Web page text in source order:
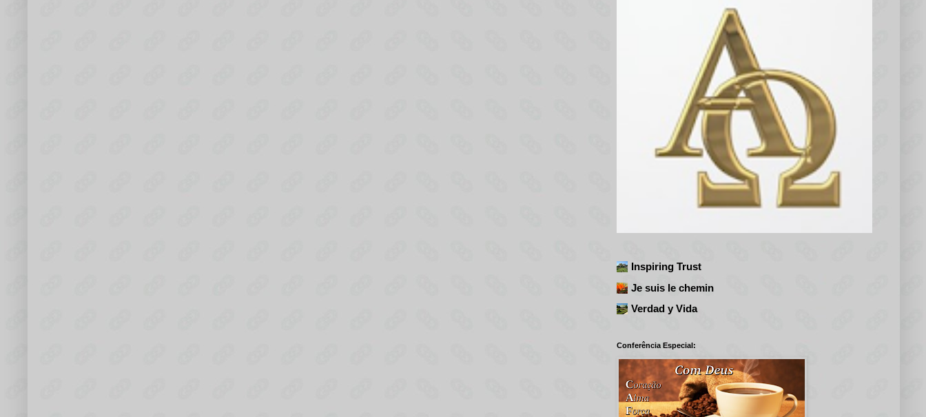
Inspiring Trust
Je suis le chemin
Verdad y Vida
Conferência Especial: